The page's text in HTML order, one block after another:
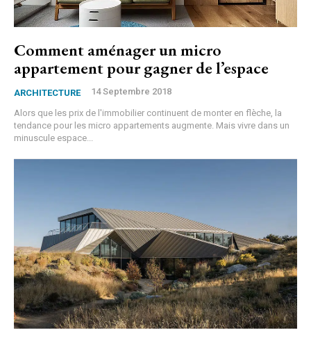
Comment aménager un micro
appartement pour gagner de l’espace
ARCHITECTURE 14 Septembre 2018
Alors que les prix de l'immobilier continuent de monter en flèche, la
tendance pour les micro appartements augmente. Mais vivre dans un
minuscule espace...